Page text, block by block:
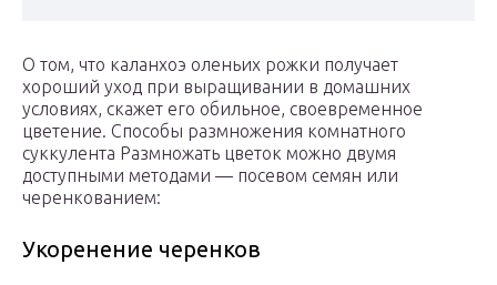
О том, что каланхоэ оленьих рожки получает
хороший уход при выращивании в домашних
условиях, скажет его обильное, своевременное
цветение. Способы размножения комнатного
суккулента Размножать цветок можно двумя
доступными методами — посевом семян или
черенкованием:
Укоренение черенков